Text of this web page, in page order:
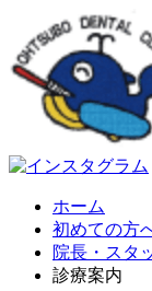
ホーム
初めての方
院長・スタ
診療案内